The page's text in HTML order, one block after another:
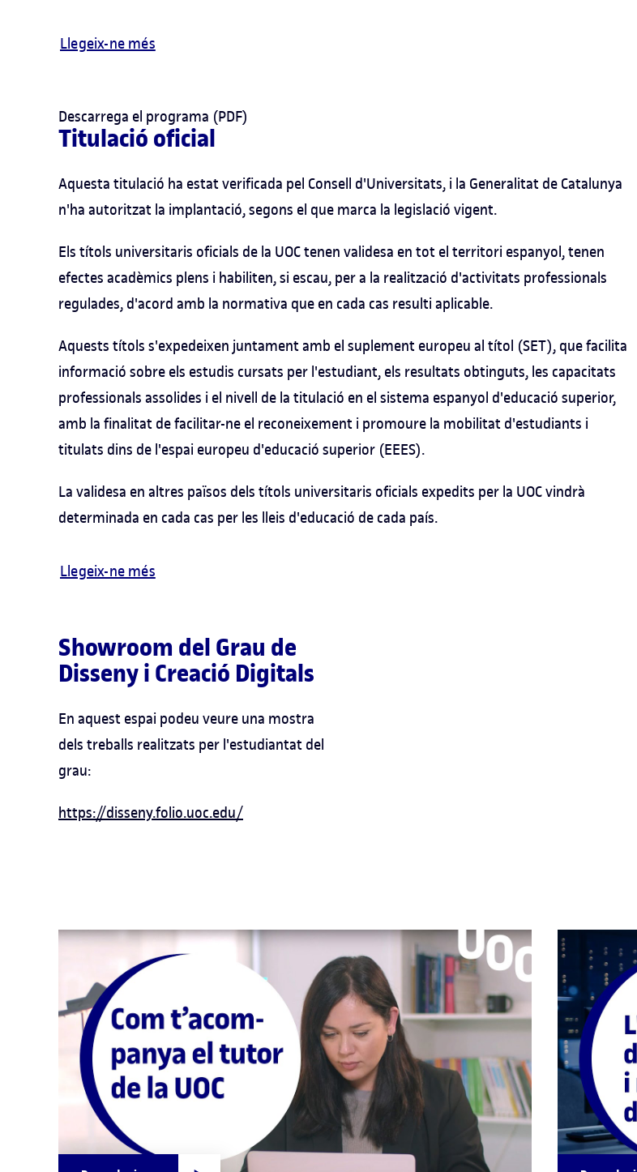
Llegeix-ne més
Descarrega el programa (PDF)
Titulació oficial
Aquesta titulació ha estat verificada pel Consell d'Universitats, i la Generalitat de Catalunya
n'ha autoritzat la implantació, segons el que marca la legislació vigent.
Els títols universitaris oficials de la UOC tenen validesa en tot el territori espanyol, tenen
efectes acadèmics plens i habiliten, si escau, per a la realització d'activitats professionals
regulades, d'acord amb la normativa que en cada cas resulti aplicable.
Aquests títols s'expedeixen juntament amb el suplement europeu al títol (SET), que facilita
informació sobre els estudis cursats per l'estudiant, els resultats obtinguts, les capacitats
professionals assolides i el nivell de la titulació en el sistema espanyol d'educació superior,
amb la finalitat de facilitar-ne el reconeixement i promoure la mobilitat d'estudiants i
titulats dins de l'espai europeu d'educació superior (EEES).
La validesa en altres països dels títols universitaris oficials expedits per la UOC vindrà
determinada en cada cas per les lleis d'educació de cada país.
Llegeix-ne més
Showroom del Grau de
Disseny i Creació Digitals
En aquest espai podeu veure una mostra
dels treballs realitzats per l'estudiantat del
grau:
https://disseny.folio.uoc.edu/